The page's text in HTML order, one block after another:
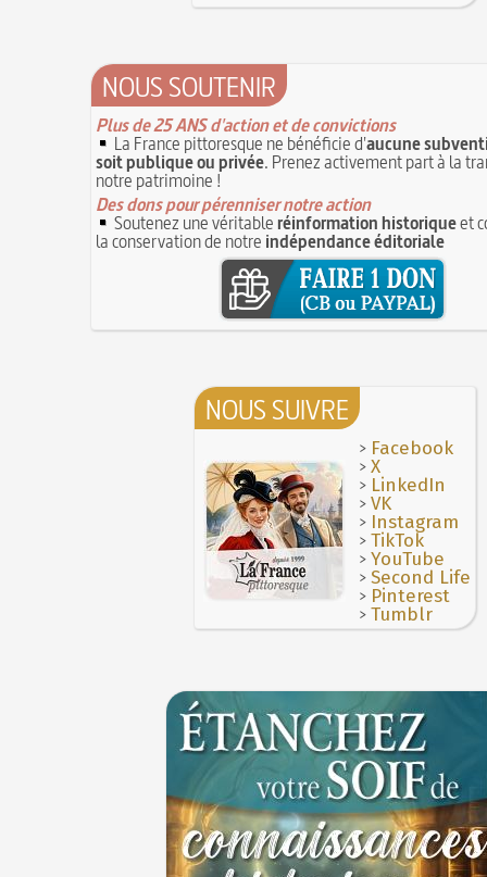
NOUS SOUTENIR
Plus de 25 ANS d'action et de convictions
La France pittoresque ne bénéficie d'aucune
soit publique ou privée. Prenez activement part à la
notre patrimoine !
Des dons pour pérenniser notre action
Soutenez une véritableréinformation historiqueet
la conservation de notre indépendance éditoriale
NOUS SUIVRE
> Facebook
>X
> LinkedIn
>VK
> Instagram
>TikTok
>YouTube
>Second Life
> Pinterest
>Tumblr